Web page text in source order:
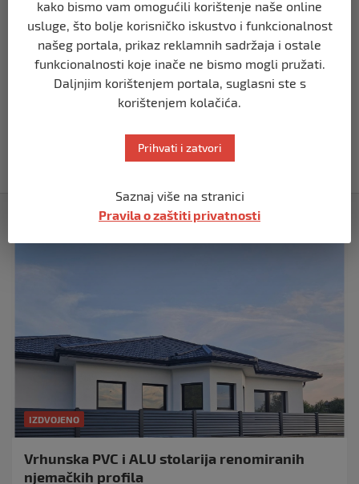
Putin: Spremni smo vojno uzvratiti
Zapadu
prije 11 mjeseci
SVIJET
Papa Lav XIV izjavio da je situacija vrlo
prije 11 mjeseci
IZDVOJENO
Vrhunska PVC i ALU stolarija renomiranih
njemačkih profila
kako bismo vam omogućili korištenje naše online
usluge, što bolje korisničko iskustvo i funkcionalnost
našeg portala, prikaz reklamnih sadržaja i ostale
funkcionalnosti koje inače ne bismo mogli pružati.
Daljnjim korištenjem portala, suglasni ste s
korištenjem kolačića.
Prihvati i zatvori
Saznaj više na stranici
Pravila o zaštiti privatnosti